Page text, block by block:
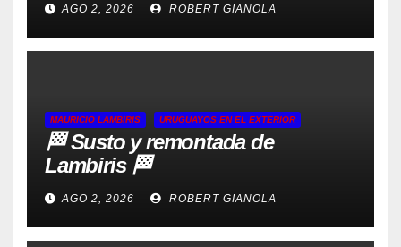
AGO 2, 2026 ROBERT GIANOLA
MAURICIO LAMBIRIS URUGUAYOS EN EL EXTERIOR
🏁 Susto y remontada de
Lambiris 🏁
AGO 2, 2026 ROBERT GIANOLA